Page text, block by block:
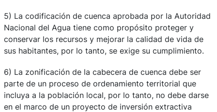
5) La codificación de cuenca aprobada por la Autoridad
Nacional del Agua tiene como propósito proteger y
conservar los recursos y mejorar la calidad de vida de
sus habitantes, por lo tanto, se exige su cumplimiento.
6) La zonificación de la cabecera de cuenca debe ser
parte de un proceso de ordenamiento territorial que
incluya a la población local, por lo tanto, no debe darse
en el marco de un proyecto de inversión extractiva